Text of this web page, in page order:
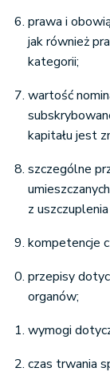
prawa i
jak również
kategorii;
wartość
kapitału jest
szczególne
z
kompetencje
przepisy
organów;
wymogi
czas trwania